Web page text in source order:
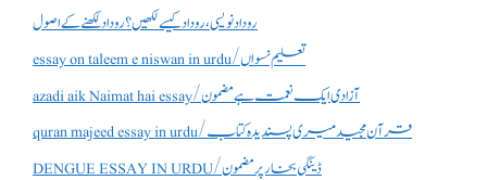
روداد نویسی ،روداد کیسے لکھیں؟ روداد لکھنے کے اصول
essay on taleem e niswan in urdu/تعلیم نسواں
azadi aik Naimat hai essay/آزادی ایک نعمت ہے مضمون
quran majeed essay in urdu/قرآن مجید میری پسندیدہ کتاب
DENGUE ESSAY IN URDU/ڈینگی بخار پر مضمون